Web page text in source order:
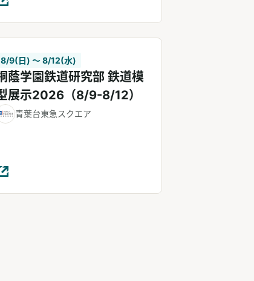
8/9(日) 〜 8/12(水)
蔭学園鉄道研究部 鉄道模
展示2026（8/9-8/12）
青葉台東急スクエア